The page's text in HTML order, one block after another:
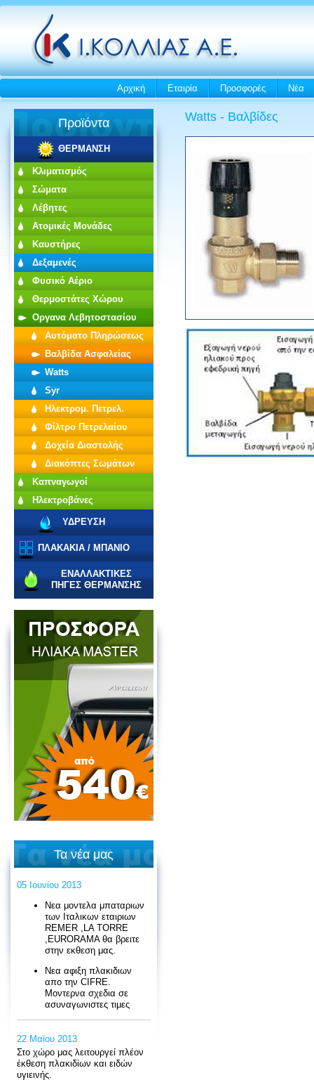
Αρχική Εταιρία Προσφορές Νέα
Watts - Βαλβίδες
Προϊόντα
ΘΕΡΜΑΝΣΗ
Κλιματισμός
Σώματα
Λέβητες
Ατομικές Μονάδες
Καυστήρες
Δεξαμενές
Φυσικό Αέριο
Θερμοστάτες Χώρου
Οργανα Λεβητοστασίου
Αυτόματο Πληρώσεως
Βαλβίδα Ασφαλείας
Watts
Syr
Ηλεκτρομ. Πετρελ.
Φίλτρο Πετρελαίου
Δοχεία Διαστολής
Διακόπτες Σωμάτων
Καπναγωγοί
Ηλεκτροβάνες
ΥΔΡΕΥΣΗ
ΠΛΑΚΑΚΙΑ / ΜΠΑΝΙΟ
ΕΝΑΛΛΑΚΤΙΚΕΣ
ΠΗΓΕΣ ΘΕΡΜΑΝΣΗΣ
Τα νέα μας
05 Ιουνίου 2013
Νεα μοντελα μπαταριων
των Ιταλικων εταιριων
REMER ,LA TORRE
,EURORAMA θα βρειτε
στην εκθεση μας.
Νεα αφιξη πλακιδιων
απο την CIFRE.
Moντερνα σχεδια σε
ασυναγωνιστες τιμες
22 Μαϊου 2013
Στο χώρο μας λειτουργεί πλέον
έκθεση πλακιδίων και ειδών
υγιεινής.